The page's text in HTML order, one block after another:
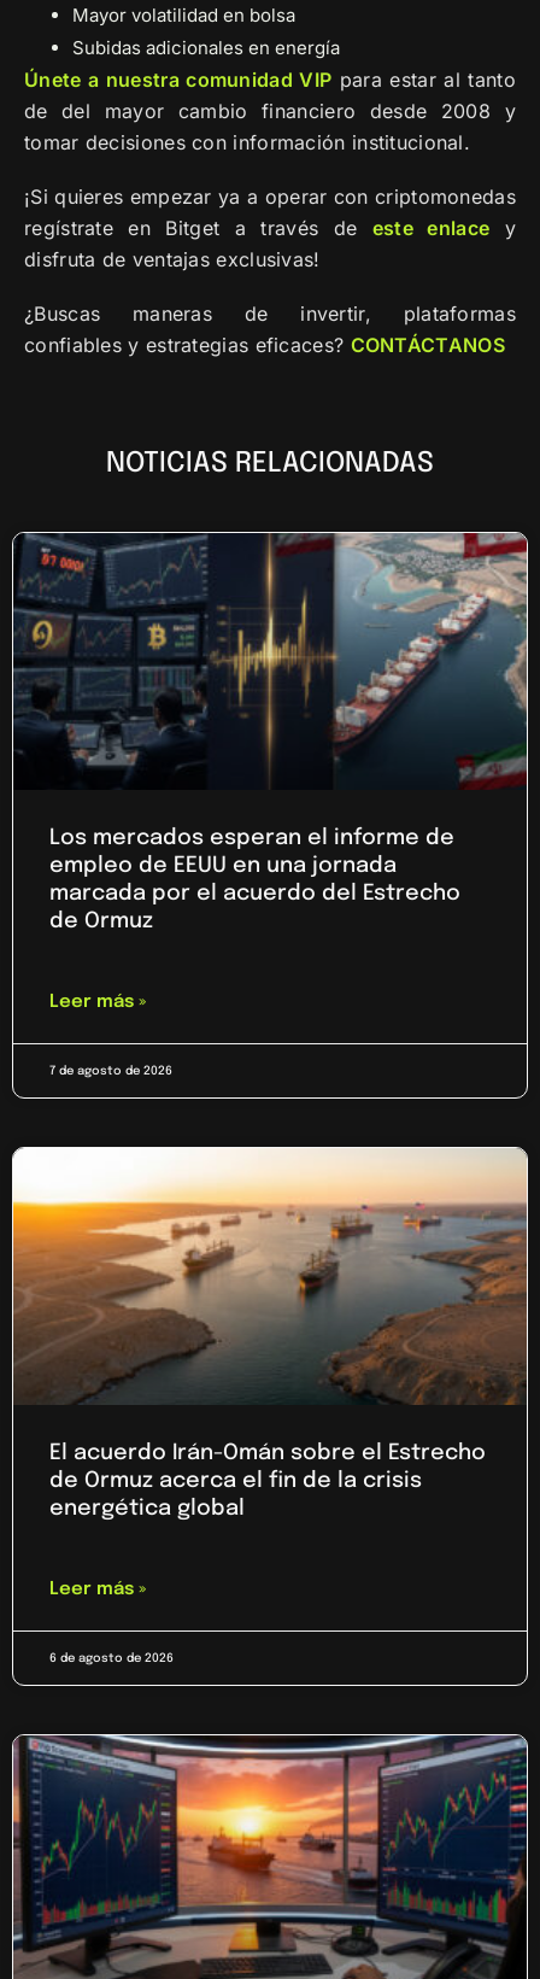
Mayor volatilidad en bolsa
Subidas adicionales en energía
Únete a nuestra comunidad VIP para estar al tanto
de del mayor cambio financiero desde 2008 y
tomar decisiones con información institucional.
¡Si quieres empezar ya a operar con criptomonedas
regístrate en Bitget a través de este enlace y
disfruta de ventajas exclusivas!
¿Buscas maneras de invertir, plataformas
confiables y estrategias eficaces? CONTÁCTANOS
NOTICIAS RELACIONADAS
Los mercados esperan el informe de
empleo de EEUU en una jornada
marcada por el acuerdo del Estrecho
de Ormuz
Leer más »
7 de agosto de 2026
El acuerdo Irán-Omán sobre el Estrecho
de Ormuz acerca el fin de la crisis
energética global
Leer más »
6 de agosto de 2026